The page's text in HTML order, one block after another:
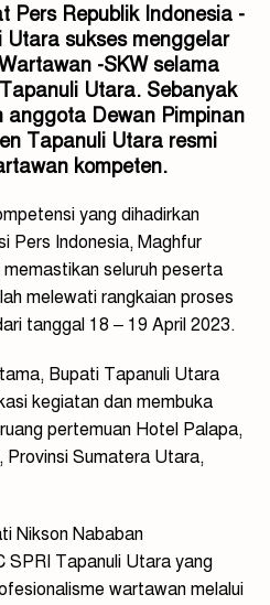
Pers Republik Indonesia -
sukses menggelar
-SKW selama
Utara. Sebanyak
anggota Dewan Pimpinan
Tapanuli Utara resmi
kompeten.
yang dihadirkan
Pers Indonesia, Maghfur
seluruh peserta
melewati rangkaian proses
tanggal 18 – 19 April 2023.
Bupati Tapanuli Utara
kegiatan dan membuka
pertemuan Hotel Palapa,
Sumatera Utara,
Nikson Nababan
SPRI Tapanuli Utara yang
wartawan melalui